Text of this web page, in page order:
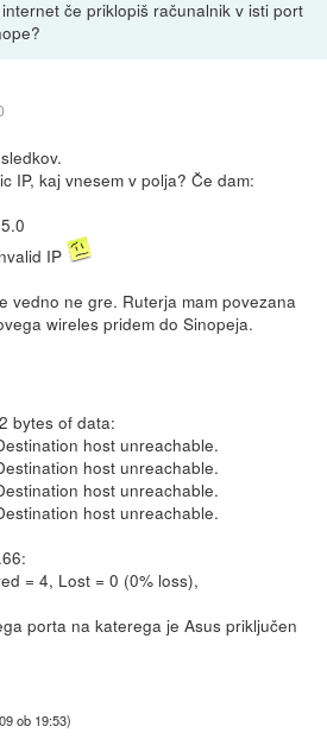
če priklopiš računalnik v isti port
IP, kaj vnesem v polja? Če dam:
IP
vedno ne gre. Ruterja mam povezana
wireles pridem do Sinopeja.
bytes of data:
host unreachable.
host unreachable.
host unreachable.
host unreachable.
= 4, Lost = 0 (0% loss),
porta na katerega je Asus priključen
ob 19:53)